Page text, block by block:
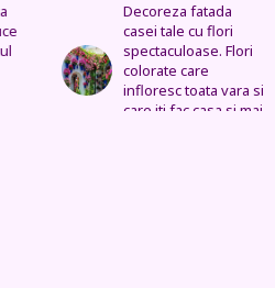
si
Tufe de trandafiri
extraordinare,
pozitionate in arcade
sau straturi
fantastice